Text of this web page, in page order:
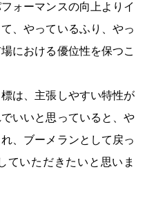
ォーマンスの向上よりイ
、やっているふり、やっ
における優位性を保つこ
は、主張しやすい特性が
いいと思っていると、や
、ブーメランとして戻っ
ていただきたいと思いま